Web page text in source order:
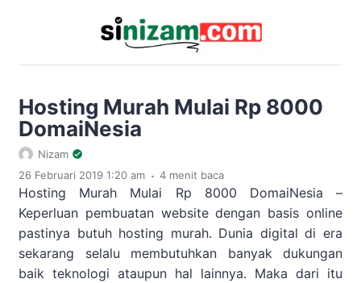
Hosting Murah Mulai Rp 8000
DomaiNesia
Nizam
26 Februari 2019 1:20 am . 4 menit baca
Hosting Murah Mulai Rp 8000 DomaiNesia –
Keperluan pembuatan website dengan basis online
pastinya butuh hosting murah. Dunia digital di era
sekarang selalu membutuhkan banyak dukungan
baik teknologi ataupun hal lainnya. Maka dari itu